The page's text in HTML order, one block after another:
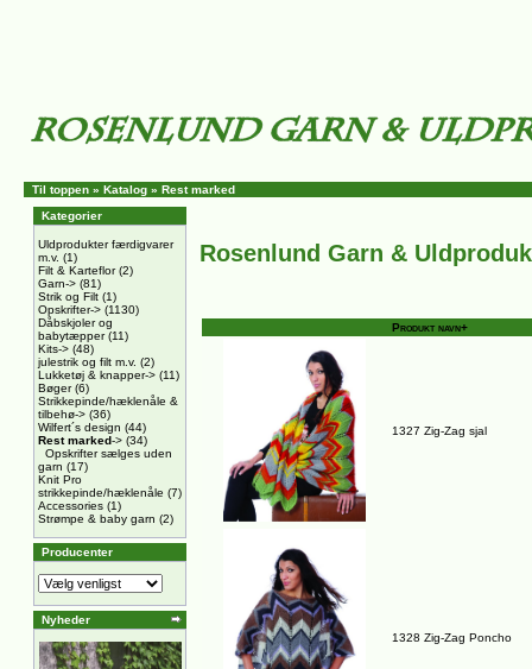
Til toppen » Katalog » Rest marked
Kategorier
Uldprodukter færdigvarer
m.v. (1)
Filt & Karteflor(2)
Garn-> (81)
Strik og Filt (1)
Opskrifter-> (1130)
Dåbskjoler og
babytæpper(11)
Kits-> (48)
julestrik og filt m.v. (2)
Lukketøj & knapper-> (11)
Bøger(6)
Strikkepinde/hæklenåle &
tilbehø-> (36)
Wilfert´s design (44)
Rest marked-> (34)
Opskrifter sælges uden
garn (17)
Knit Pro
strikkepinde/hæklenåle (7)
Accessories (1)
Strømpe & baby garn (2)
Producenter
Nyheder
Rosenlund Garn &
Produkt navn+
1327 Zig-Zag sjal
1328 Zig-Zag Poncho